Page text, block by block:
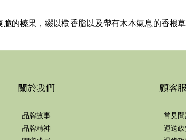
的榛果，綴以欖香脂以及帶有木本氣息的香根
關於我們
品牌故事
品牌精神
顧客
常見問
運送